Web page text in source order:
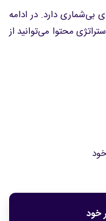
بی‌شماری دارد. در ادامه
محتوا می‌توانید از
خود